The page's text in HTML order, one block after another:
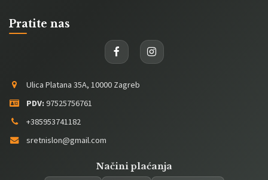
Pratite nas
Ulica Platana 35A, 10000 Zagreb
PDV: 97525756761
+385953741182
sretnislon@gmail.com
Načini plaćanja